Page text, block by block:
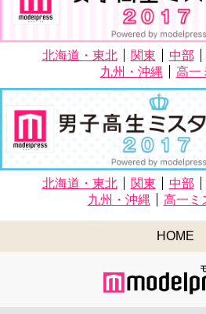
北海道・東北 関東 中部
九州・沖縄
高一
北海道・東北 関東 中部
九州・沖縄
高一ミ
HOME